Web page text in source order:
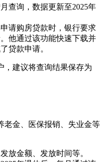
查询，数据更新至2025年
请购房贷款时，银行要求
他通过该功能快速下载并
贷款申请。
，建议将查询结果保存为
老金、医保报销、失业金等
放金额、发放时间等。